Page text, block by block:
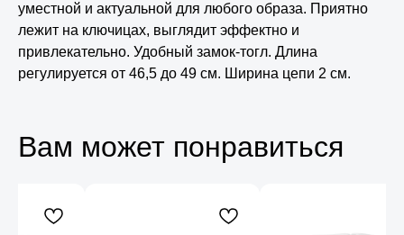
уместной и актуальной для любого образа. Приятно
лежит на ключицах, выглядит эффектно и
привлекательно. Удобный замок-тогл. Длина
регулируется от 46,5 до 49 см. Ширина цепи 2 см.
Вам может понравиться